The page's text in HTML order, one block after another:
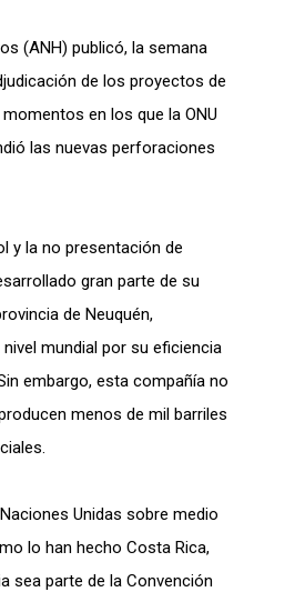
(ANH) publicó, la semana
de los proyectos de
en los que la ONU
las nuevas perforaciones
y la no presentación de
gran parte de su
de Neuquén,
mundial por su eficiencia
embargo, esta compañía no
menos de mil barriles
Unidas sobre medio
lo han hecho Costa Rica,
sea parte de la Convención